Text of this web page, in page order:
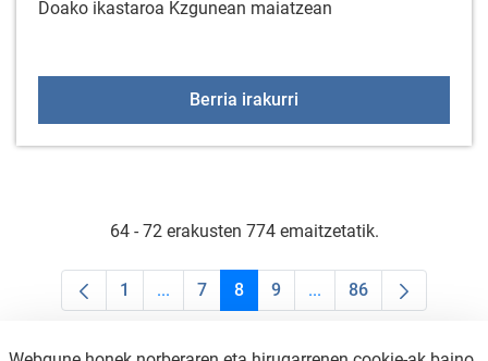
Doako ikastaroa Kzgunean maiatzean
Berria irakurri
64 - 72 erakusten 774 emaitzetatik.
Orrialdea
1 ...Intermediate Pages Use TAB to navigate.
Orrialdea
7 Orrialdea
8 Orrialdea
9 ...Intermediate Pages
Orrialdea
86